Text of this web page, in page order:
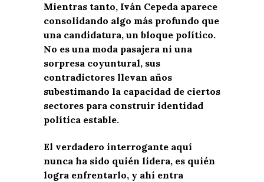
Mientras tanto, Iván Cepeda aparece
consolidando algo más profundo que
una candidatura, un bloque político.
No es una moda pasajera ni una
sorpresa coyuntural, sus
contradictores llevan años
subestimando la capacidad de ciertos
sectores para construir identidad
política estable.
El verdadero interrogante aquí
nunca ha sido quién lidera, es quién
logra enfrentarlo, y ahí entra